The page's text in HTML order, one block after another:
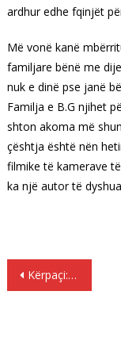
ardhur edhe fqinjët
Më vonë kanë
familjare bënë me
nuk e dinë pse janë
Familja e B.G njihet
shton akoma më
çështja është nën
filmike të kamerave
ka një autor të
Lëvizje
Kërpaçi: Shqiptarët po ikin prej Rilindjes dhe prej oligarkëve